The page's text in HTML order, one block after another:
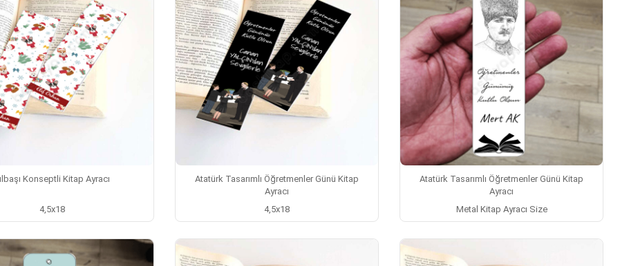
Konseptli Kitap Ayracı
4,5x18
Atatürk Tasarımlı Öğretmenler Günü Kitap
Ayracı
4,5x18
Atatürk Tasarımlı Öğretmenler Günü Kitap
Ayracı
Metal Kitap Ayracı Size